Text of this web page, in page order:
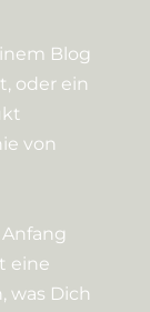
Blog
oder ein
von
eine
was Dich